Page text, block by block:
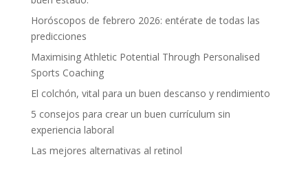
Horóscopos de febrero 2026: entérate de todas las
predicciones
Maximising Athletic Potential Through Personalised
Sports Coaching
El colchón, vital para un buen descanso y rendimiento
5 consejos para crear un buen currículum sin
experiencia laboral
Las mejores alternativas al retinol